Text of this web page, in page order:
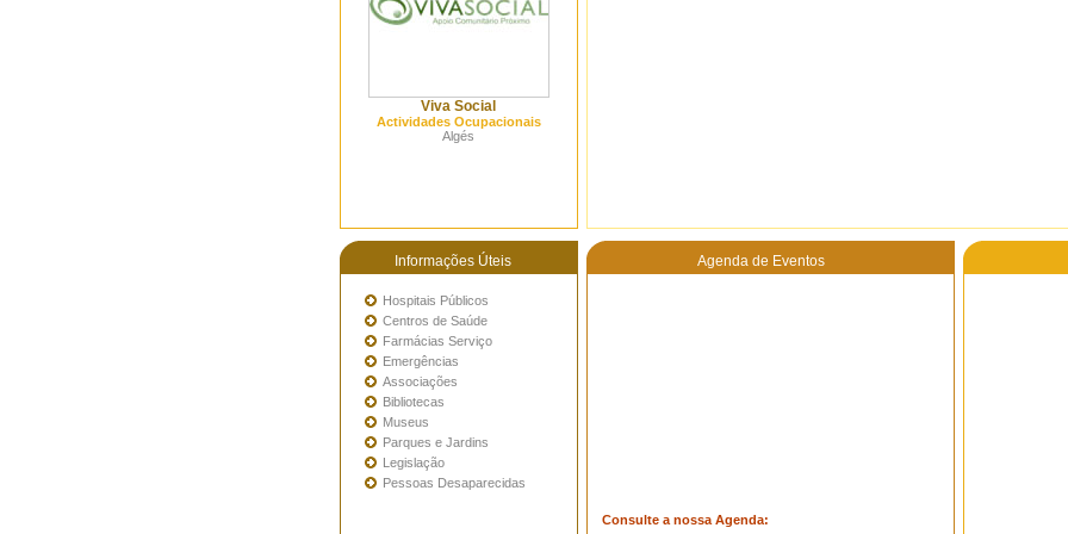
Viva Social
Actividades Ocupacionais
Algés
Informações Úteis Agenda de Eventos
Hospitais Públicos
Centros de Saúde
Farmácias Serviço
Emergências
Associações
Bibliotecas
Museus
Parques e Jardins
Legislação
Pessoas Desaparecidas
Consulte a nossa Agenda: